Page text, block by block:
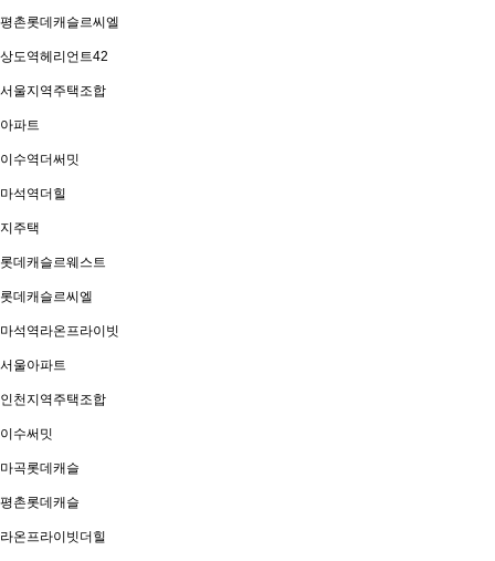
평촌롯데캐슬르씨엘
상도역헤리언트42
서울지역주택조합
아파트
이수역더써밋
마석역더힐
지주택
롯데캐슬르웨스트
롯데캐슬르씨엘
마석역라온프라이빗
서울아파트
인천지역주택조합
이수써밋
마곡롯데캐슬
평촌롯데캐슬
라온프라이빗더힐